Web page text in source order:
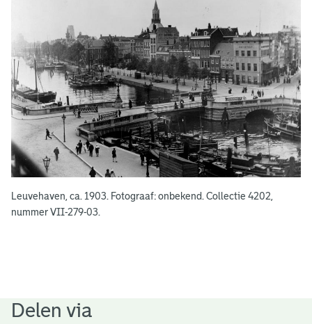
n
Leuvehaven, ca. 1903. Fotograaf: onbekend. Collectie 4202,
nummer VII-279-03.
Delen via